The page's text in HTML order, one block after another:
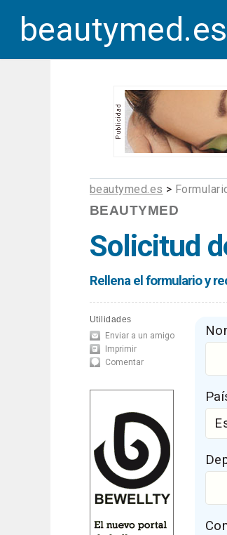
beautymed.es
beautymed.es >
BEAUTYMED
Solicitud
Rellena el formulario y
Utilidades
Enviar a un amigo
Imprimir
Comentar